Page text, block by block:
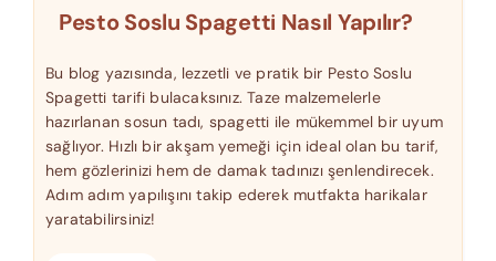
Pesto Soslu Spagetti Nasıl Yapılır?
Bu blog yazısında, lezzetli ve pratik bir Pesto Soslu
Spagetti tarifi bulacaksınız. Taze malzemelerle
hazırlanan sosun tadı, spagetti ile mükemmel bir uyum
sağlıyor. Hızlı bir akşam yemeği için ideal olan bu tarif,
hem gözlerinizi hem de damak tadınızı şenlendirecek.
Adım adım yapılışını takip ederek mutfakta harikalar
yaratabilirsiniz!